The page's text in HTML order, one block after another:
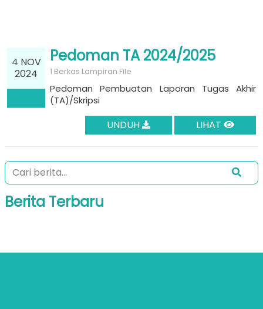
4 NOV
2024
Pedoman TA 2024/2025
1 Berkas Lampiran File
Pedoman Pembuatan Laporan Tugas Akhir
(TA)/Skripsi
UNDUH LIHAT
Berita Terbaru